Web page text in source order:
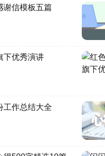
谢信模板五篇
下优秀演讲
工作总结大全